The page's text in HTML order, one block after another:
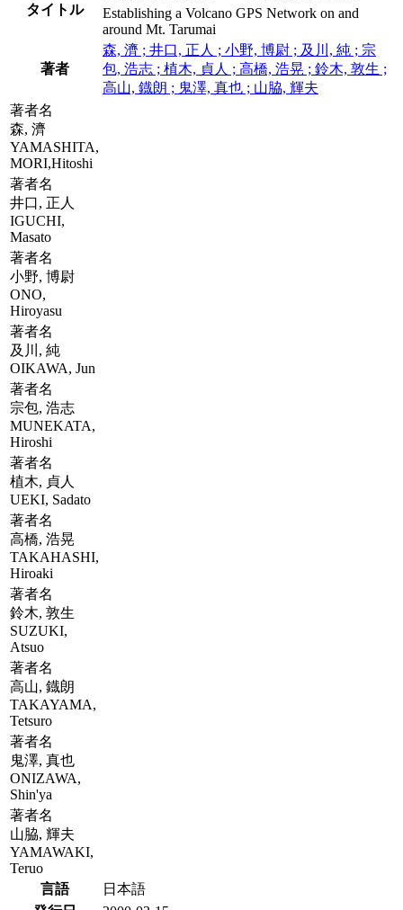
タイトル
Establishing a Volcano GPS Network on and
around Mt. Tarumai
著者
森, 濟 ; 井口, 正人 ; 小野, 博尉 ; 及川, 純 ; 宗
包, 浩志 ; 植木, 貞人 ; 高橋, 浩晃 ; 鈴木, 敦生 ;
高山, 鐡朗 ; 鬼澤, 真也 ; 山脇, 輝夫
著者名
森, 濟
YAMASHITA,
MORI,Hitoshi
著者名
井口, 正人
IGUCHI,
Masato
著者名
小野, 博尉
ONO,
Hiroyasu
著者名
及川, 純
OIKAWA, Jun
著者名
宗包, 浩志
MUNEKATA,
Hiroshi
著者名
植木, 貞人
UEKI, Sadato
著者名
高橋, 浩晃
TAKAHASHI,
Hiroaki
著者名
鈴木, 敦生
SUZUKI,
Atsuo
著者名
高山, 鐡朗
TAKAYAMA,
Tetsuro
著者名
鬼澤, 真也
ONIZAWA,
Shin'ya
著者名
山脇, 輝夫
YAMAWAKI,
Teruo
言語
日本語